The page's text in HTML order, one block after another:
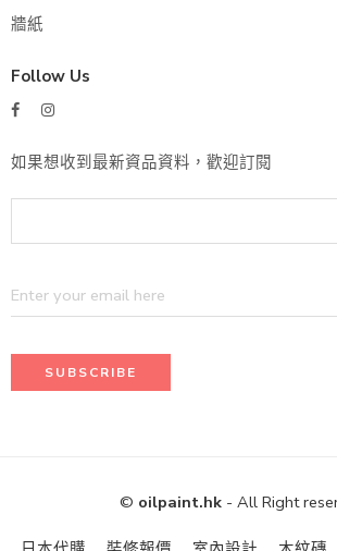
牆紙
Follow Us
如果想收到最新資品資料，歡迎訂閱
© oilpaint.hk - All Right